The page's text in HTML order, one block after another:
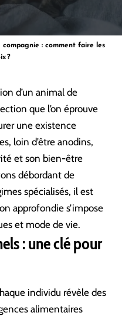
: comment faire les
?
d’un animal de
que l’on éprouve
une existence
loin d’être anodins,
et son bien-être
débordant de
spécialisés, il est
approfondie s’impose
et mode de vie.
: une clé pour
individu révèle des
alimentaires